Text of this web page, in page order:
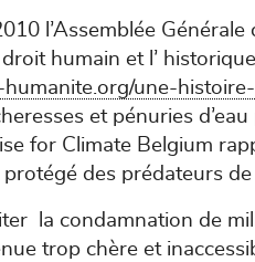
l’Assemblée
droit humain et l’
humanite.org/une-
et pénuries
for Climate Belgium
des prédateurs
la condamnation de
trop chère et